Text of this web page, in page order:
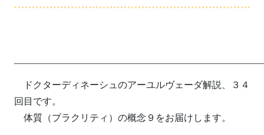
ドクターディネーシュのアーユルヴェーダ解説、３４
回目です。
体質（プラクリティ）の概念９をお届けします。